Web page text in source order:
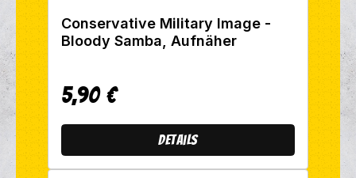
Conservative Military Image -
Bloody Samba, Aufnäher
Regulärer Preis:
5,90 €
Details